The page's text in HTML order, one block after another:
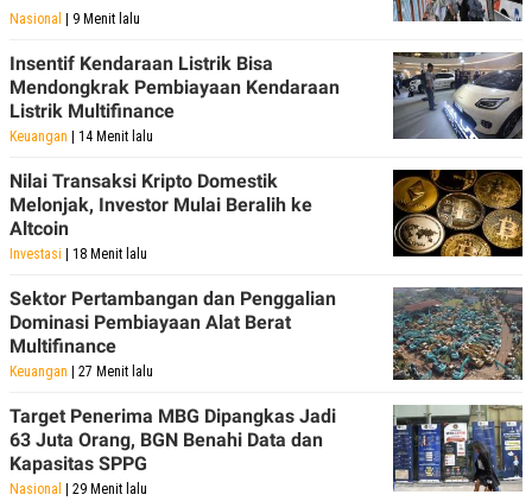
Nasional | 9 Menit lalu
Insentif Kendaraan Listrik Bisa
Mendongkrak Pembiayaan Kendaraan
Listrik Multifinance
Keuangan | 14 Menit lalu
Nilai Transaksi Kripto Domestik
Melonjak, Investor Mulai Beralih ke
Altcoin
Investasi | 18 Menit lalu
Sektor Pertambangan dan Penggalian
Dominasi Pembiayaan Alat Berat
Multifinance
Keuangan | 27 Menit lalu
Target Penerima MBG Dipangkas Jadi
63 Juta Orang, BGN Benahi Data dan
Kapasitas SPPG
Nasional | 29 Menit lalu